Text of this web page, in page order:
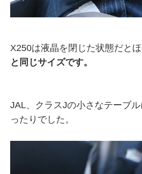
X250は液晶を閉じた状態だと
と同じサイズです。
JAL、クラスJの小さなテーブ
ったりでした。